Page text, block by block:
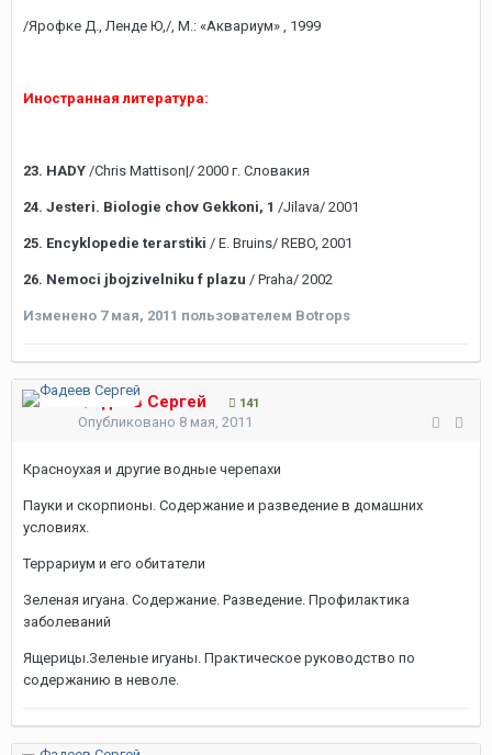
/Ярофке Д., Ленде Ю,/, М.: «Аквариум» , 1999
Иностранная литература:
23. HADY /Сhris Mattison|/ 2000 г. Словакия
24. Jesteri. Biologie chov Gekkoni, 1 /Jilava/ 2001
25. Encyklopedie terarstiki / E. Bruins/ REBO, 2001
26. Nemoci jbojzivelniku f plazu / Praha/ 2002
Изменено 7 мая, 2011 пользователем Botrops
Фадеев Сергей 141
Опубликовано 8 мая, 2011
Красноухая и другие водные черепахи
Пауки и скорпионы. Содержание и разведение в домашних
условиях.
Террариум и его обитатели
Зеленая игуана. Содержание. Разведение. Профилактика
заболеваний
Ящерицы.Зеленые игуаны. Практическое руководство по
содержанию в неволе.